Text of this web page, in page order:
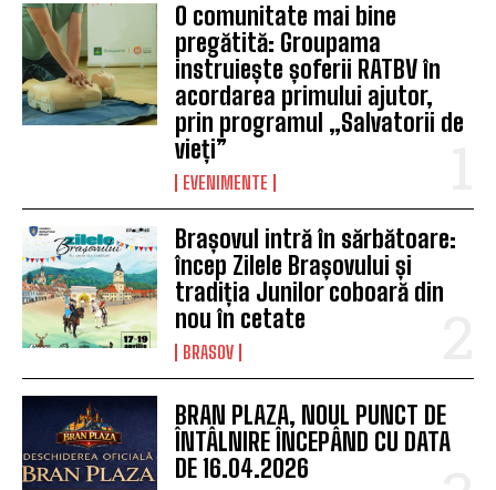
O comunitate mai bine
pregătită: Groupama
instruiește șoferii RATBV în
acordarea primului ajutor,
prin programul „Salvatorii de
vieți”
EVENIMENTE
Brașovul intră în sărbătoare:
încep Zilele Brașovului și
tradiția Junilor coboară din
nou în cetate
BRASOV
BRAN PLAZA, NOUL PUNCT DE
ÎNTÂLNIRE ÎNCEPÂND CU DATA
DE 16.04.2026